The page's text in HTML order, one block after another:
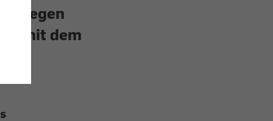
wegen
mit dem